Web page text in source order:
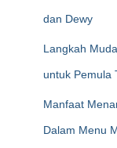
dan Dewy
Langkah
untuk Pemula
Manfaat
Dalam Menu